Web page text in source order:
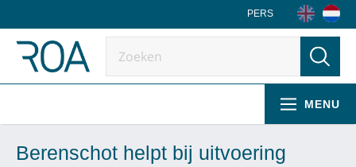
PERS
MENU
Berenschot helpt bij uitvoering